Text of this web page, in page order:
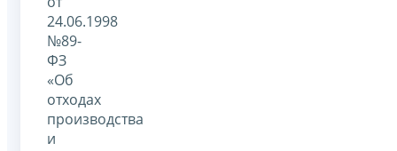
24.06.1998
№89-
ФЗ
«Об
отходах
производства
и